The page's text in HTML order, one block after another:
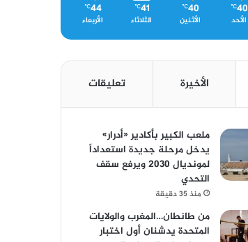
40
℃
الأحد
40
℃
الأثنين
41
℃
الثلاثاء
44
℃
الأربعاء
الأخيرة تعليقات
ملعب الكبير بأكادير «أدرار»
يدخل مرحلة جديدة استعداداً
لمونديال 2030 ويرفع سقف
التحدي
منذ 35 دقيقة
من طانطان…المغرب والولايات
المتحدة يدشنان أول اختبار